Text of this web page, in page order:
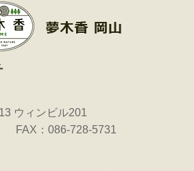
ウィンビル201
FAX：086-728-5731